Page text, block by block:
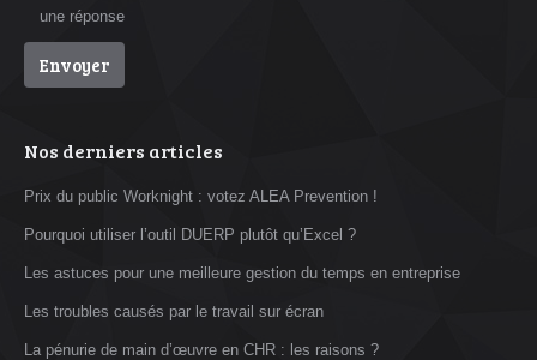
une réponse
Nos derniers articles
Prix du public Worknight : votez ALEA Prevention !
Pourquoi utiliser l’outil DUERP plutôt qu’Excel ?
Les astuces pour une meilleure gestion du temps en entreprise
Les troubles causés par le travail sur écran
La pénurie de main d’œuvre en CHR : les raisons ?